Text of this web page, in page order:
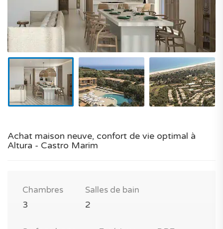
Achat maison neuve, confort de vie optimal à
Altura - Castro Marim
Chambres
3
Salles de bain
2